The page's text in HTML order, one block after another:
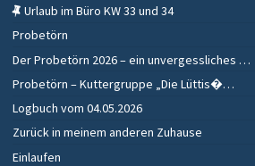
Urlaub im Büro KW 33 und 34
Probetörn
Der Probetörn 2026 – ein unvergessliches …
Probetörn – Kuttergruppe „Die Lüttis�…
Logbuch vom 04.05.2026
Zurück in meinem anderen Zuhause
Einlaufen